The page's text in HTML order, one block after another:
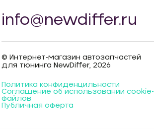
info@newdiffer.ru
© Интернет-магазин автозапчастей
для тюнинга NewDiffer, 2026
Политика конфиденцильности
Соглашение об использовании cookie-
файлов
Публичная оферта